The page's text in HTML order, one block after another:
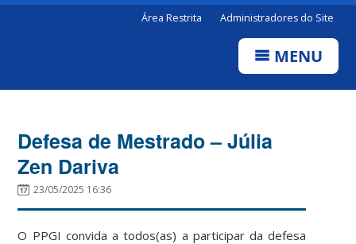
Área Restrita Administradores do Site
MENU
Defesa de Mestrado – Júlia
Zen Dariva
23/05/2025 16:36
O PPGI convida a todos(as) a participar da defesa